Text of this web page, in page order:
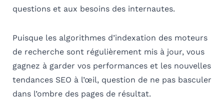
questions et aux besoins des internautes.
Puisque les algorithmes d’indexation des moteurs
de recherche sont régulièrement mis à jour, vous
gagnez à garder vos performances et les nouvelles
tendances SEO à l’œil, question de ne pas basculer
dans l’ombre des pages de résultat.